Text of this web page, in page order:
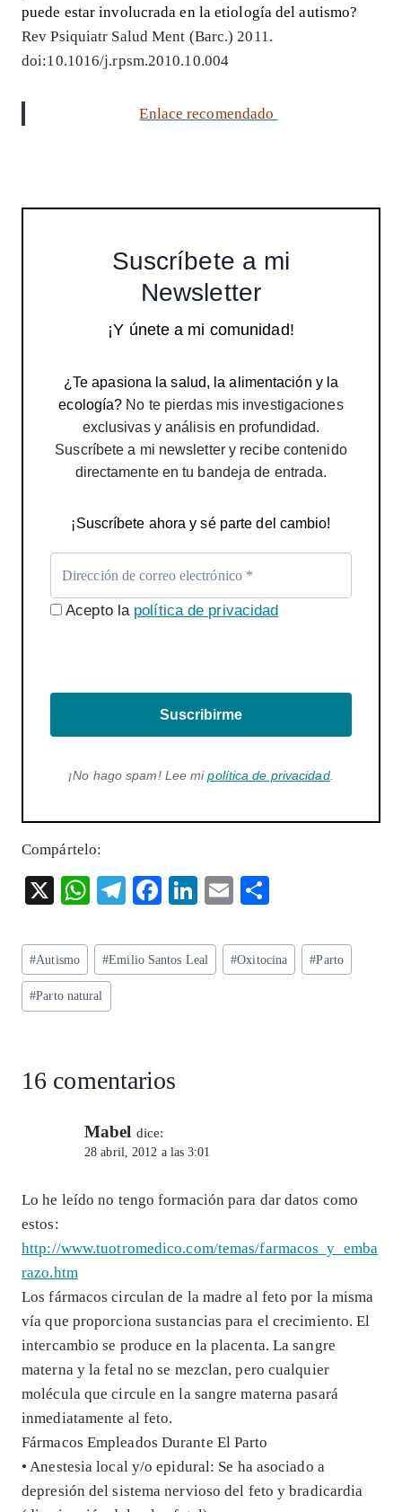
puede estar involucrada en la etiología del autismo?
Rev Psiquiatr Salud Ment (Barc.) 2011.
doi:10.1016/j.rpsm.2010.10.004
Enlace recomendado
Suscríbete a mi
Newsletter
¡Y únete a mi comunidad!
¿Te apasiona la salud, la alimentación y la
ecología? No te pierdas mis investigaciones
exclusivas y análisis en profundidad.
Suscríbete a mi newsletter y recibe contenido
directamente en tu bandeja de entrada.
¡Suscríbete ahora y sé parte del cambio!
Acepto la política de privacidad
Suscribirme
¡No hago spam! Lee mipolítica de privacidad.
Compártelo:
X
W
ts
A
p
T
eg
ra
F
eb
o
Li
ke
dI
E
ai
l
re
Etiquetas
de
la
#Autismo #Emilio Santos Leal #Oxitocina #Parto
#Parto natural
16 comentarios
Mabel dice:
28 abril, 2012 a las 3:01
Lo he leído no tengo formación para dar datos como
estos:
http://www.tuotromedico.com/temas/farmacos_y_emba
razo.htm
Los fármacos circulan de la madre al feto por la misma
vía que proporciona sustancias para el crecimiento. El
intercambio se produce en la placenta. La sangre
materna y la fetal no se mezclan, pero cualquier
molécula que circule en la sangre materna pasará
inmediatamente al feto.
Fármacos Empleados Durante El Parto
• Anestesia local y/o epidural: Se ha asociado a
depresión del sistema nervioso del feto y bradicardia